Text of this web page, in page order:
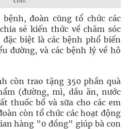
đoàn cũng tổ chức các
sẻ kiến thức về chăm sóc
đặc biệt là các bệnh phổ biến
đường, và các bệnh lý về hô
còn trao tặng 350 phần quà
(đường, mì, dầu ăn, nước
thuốc bổ và sữa cho các em
còn tổ chức các hoạt động
hàng "0 đồng" giúp bà con